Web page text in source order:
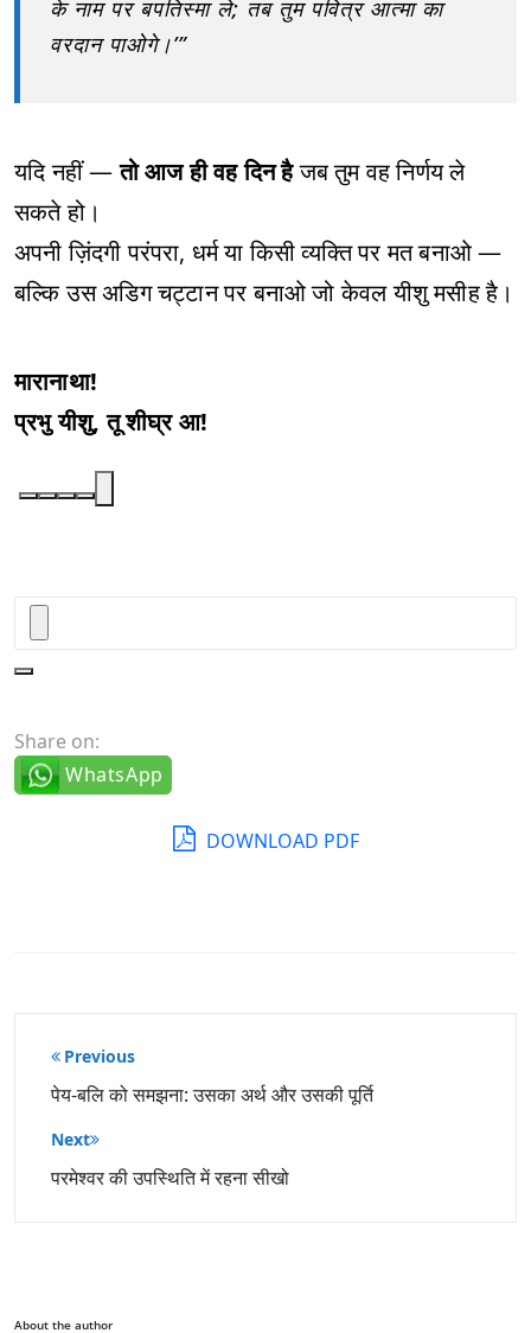
के नाम पर बपतिस्मा ले; तब तुम पवित्र आत्मा का
वरदान पाओगे।’”
यदि नहीं —तो आज ही वह दिन हैजब तुम वह निर्णय ले
सकते हो।
अपनी ज़िंदगी परंपरा, धर्म या किसी व्यक्ति पर मत बनाओ —
बल्कि उस अडिग चट्टान पर बनाओ जो केवल यीशु मसीह है।
मारानाथा!
प्रभु यीशु, तू शीघ्र आ!
Share on:
WhatsApp
DOWNLOAD PDF
पोस्ट
नेविगेशन
Previous
पेय-बलि को समझना: उसका अर्थ और उसकी पूर्ति
Next
परमेश्वर की उपस्थिति में रहना सीखो
About the author